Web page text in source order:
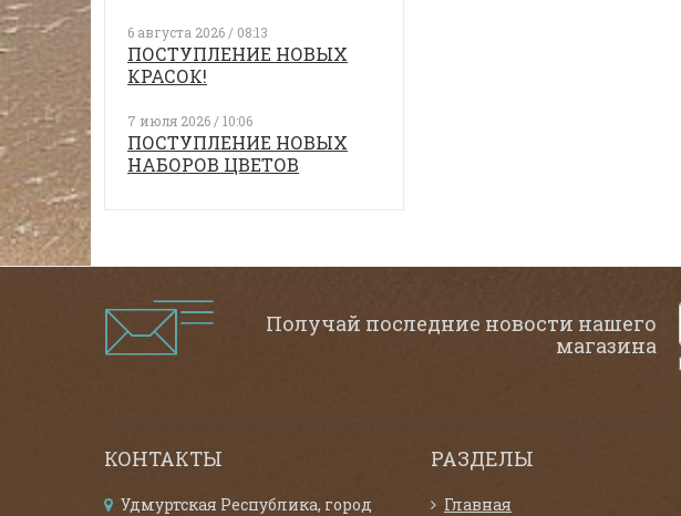
6 августа 2026 / 08:13
ПОСТУПЛЕНИЕ НОВЫХ
КРАСОК!
7 июля 2026 / 10:06
ПОСТУПЛЕНИЕ НОВЫХ
НАБОРОВ ЦВЕТОВ
Получай последние новости нашего
магазина
КОНТАКТЫ
Удмуртская Республика, город
РАЗДЕЛЫ
Главная